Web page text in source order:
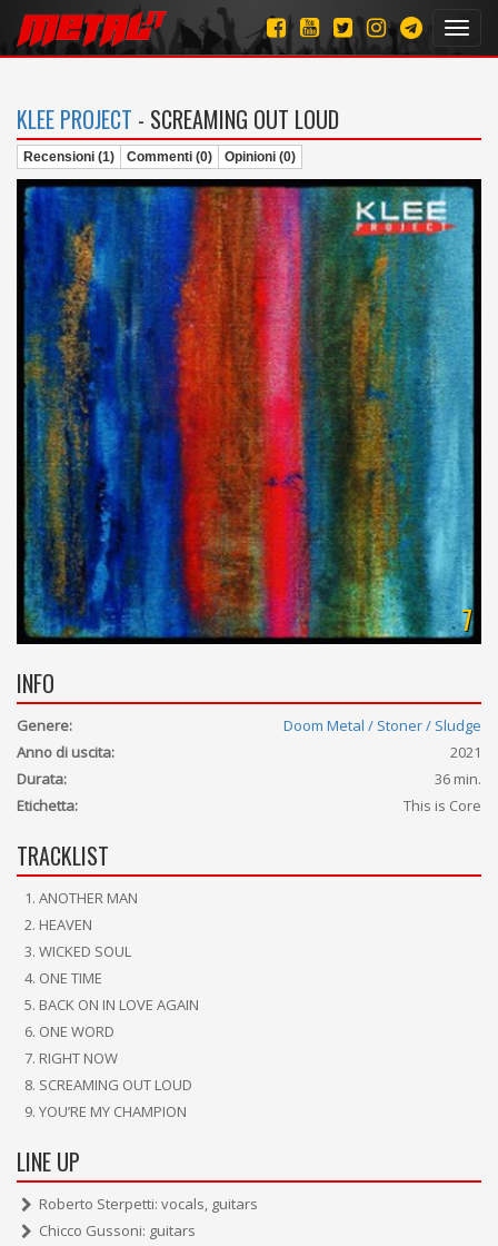
KLEE PROJECT - SCREAMING OUT LOUD
Recensioni (1) Commenti (0) Opinioni (0)
7
INFO
Genere:
Doom Metal / Stoner / Sludge
Anno di uscita:
2021
Durata:
36 min.
Etichetta:
This is Core
TRACKLIST
ANOTHER MAN
HEAVEN
WICKED SOUL
ONE TIME
BACK ON IN LOVE AGAIN
ONE WORD
RIGHT NOW
SCREAMING OUT LOUD
YOU’RE MY CHAMPION
LINE UP
Roberto Sterpetti: vocals, guitars
Chicco Gussoni: guitars